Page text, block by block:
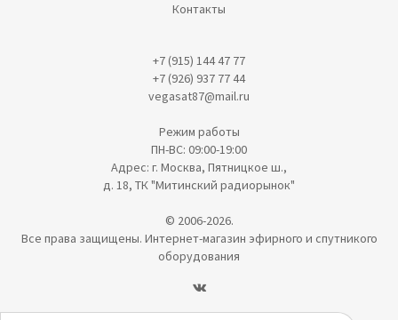
Контакты
+7 (915) 144 47 77
+7 (926) 937 77 44
vegasat87@mail.ru
Режим работы
ПН-ВС: 09:00-19:00
Адрес: г. Москва, Пятницкое ш.,
д. 18, ТК "Митинский радиорынок"
© 2006-2026.
Все права защищены. Интернет-магазин эфирного и спутникого
оборудования